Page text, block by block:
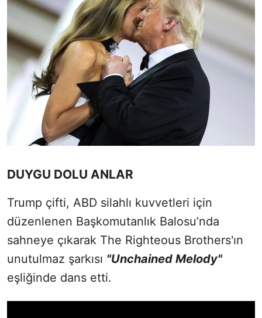
DUYGU DOLU ANLAR
Trump çifti, ABD silahlı kuvvetleri için
düzenlenen Başkomutanlık Balosu’nda
sahneye çıkarak The Righteous Brothers'ın
unutulmaz şarkısı "Unchained Melody"
eşliğinde dans etti.